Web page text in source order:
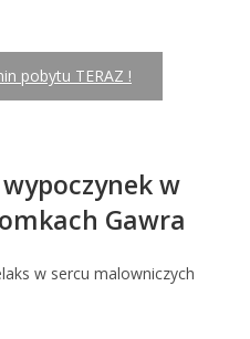
pobytu TERAZ !
w
Gawra
w sercu malowniczych